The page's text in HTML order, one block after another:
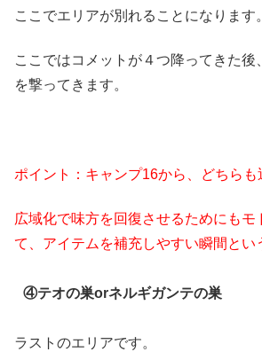
ここでエリアが別れることになります。
ここではコメットが４つ降ってきた後
を撃ってきます。
ポイント：キャンプ16から、どちらも
広域化で味方を回復させるためにもモ
て、アイテムを補充しやすい瞬間とい
④テオの巣orネルギガンテの巣
ラストのエリアです。